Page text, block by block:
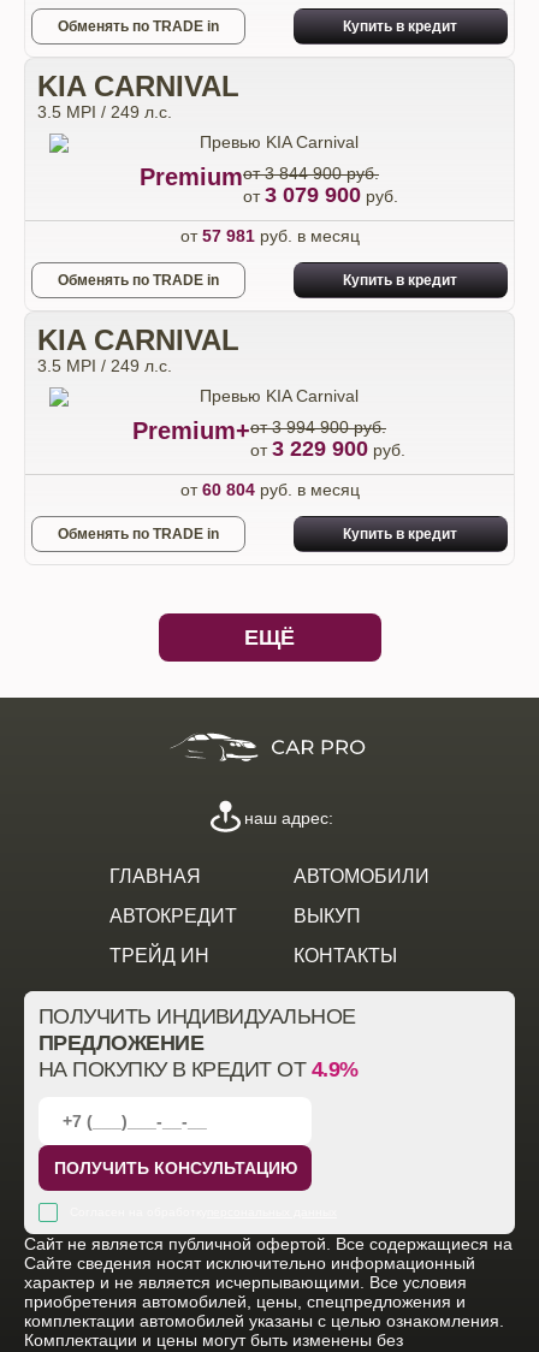
Обменять по TRADE in Купить в кредит
KIA CARNIVAL
3.5 MPI / 249 л.с.
Premiumот 3 844 900 руб.
от3 079 900 руб.
от57 981руб. в месяц
Обменять по TRADE in Купить в кредит
KIA CARNIVAL
3.5 MPI / 249 л.с.
Premium+от 3 994 900 руб.
от3 229 900 руб.
от60 804руб. в месяц
Обменять по TRADE in Купить в кредит
ЕЩЁ
ГЛАВНАЯ
АВТОМОБИЛИ
АВТОКРЕДИТ
ВЫКУП
ТРЕЙД ИН
КОНТАКТЫ
наш адрес:
ПОЛУЧИТЬ ИНДИВИДУАЛЬНОЕ
ПРЕДЛОЖЕНИЕ
НА ПОКУПКУ В КРЕДИТ ОТ 4.9%
ПОЛУЧИТЬ КОНСУЛЬТАЦИЮ
Cайт не является публичной офертой. Все содержащиеся на
Сайте сведения носят исключительно информационный
характер и не является исчерпывающими. Все условия
приобретения автомобилей, цены, спецпредложения и
комплектации автомобилей указаны с целью ознакомления.
Комплектации и цены могут быть изменены без